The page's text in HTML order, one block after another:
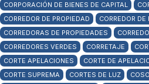
CORPORACIÓN DE BIENES DE CAPITAL
CORREDOR DE PROPIEDAD
CORREDOR
CORREDORAS DE PROPIEDADES
CORREDORES VERDES
CORRETAJE
CORTE APELACIONES
CORTE DE
CORTE SUPREMA
CORTES DE LUZ